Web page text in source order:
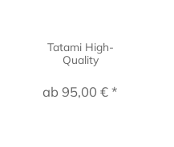
Tatami High-
Quality
ab 95,00 € *